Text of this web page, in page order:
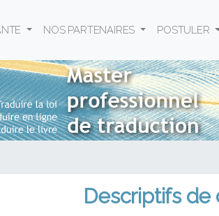
NOS PARTENAIRES POSTULER
Descriptifs de